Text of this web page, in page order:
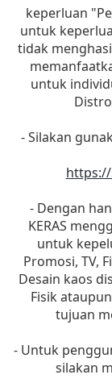
keperluan
untuk
tidak
untuk
- Silakan
- Dengan
KERAS
untuk
Promosi, TV,
Desain kaos
Fisik
tujuan
- Untuk
silakan